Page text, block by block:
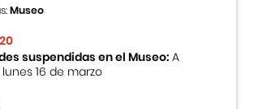
Museo
suspendidas en el Museo:A
16 de marzo